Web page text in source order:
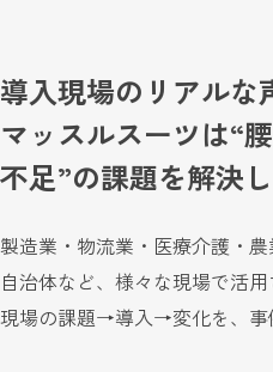
導入現場のリアルな
マッスルスーツは“
不足”の課題を解決し
製造業・物流業・医療介護・
自治体など、様々な現場で活用
現場の課題→導入→変化を、事